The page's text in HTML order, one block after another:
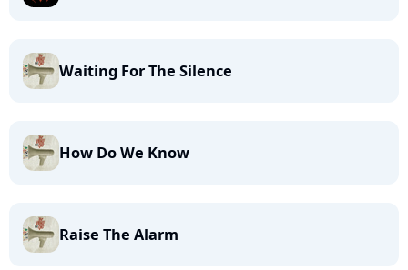
Waiting For The Silence
How Do We Know
Raise The Alarm